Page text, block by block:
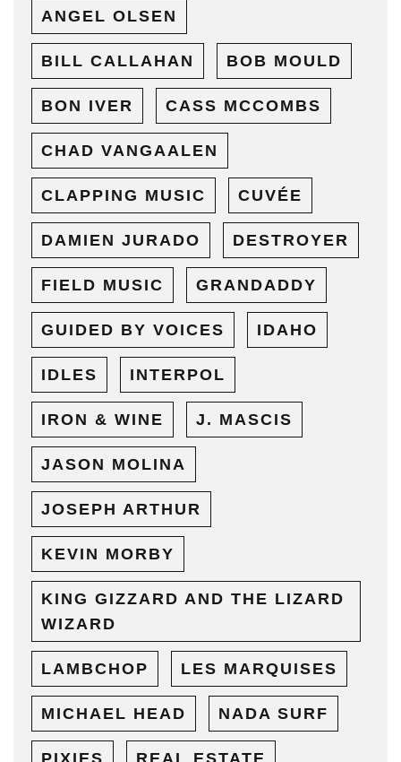
ANGEL OLSEN
BILL CALLAHAN BOB MOULD
BON IVER CASS MCCOMBS
CHAD VANGAALEN
CLAPPING MUSIC CUVÉE
DAMIEN JURADO DESTROYER
FIELD MUSIC GRANDADDY
GUIDED BY VOICES IDAHO
IDLES INTERPOL
IRON & WINE J. MASCIS
JASON MOLINA
JOSEPH ARTHUR
KEVIN MORBY
KING GIZZARD AND THE LIZARD
WIZARD
LAMBCHOP LES MARQUISES
MICHAEL HEAD NADA SURF
PIXIES REAL ESTATE